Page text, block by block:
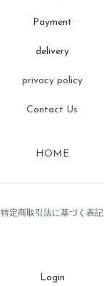
Payment
delivery
privacy policy
Contact Us
HOME
特定商取引法に基づく表記
Login